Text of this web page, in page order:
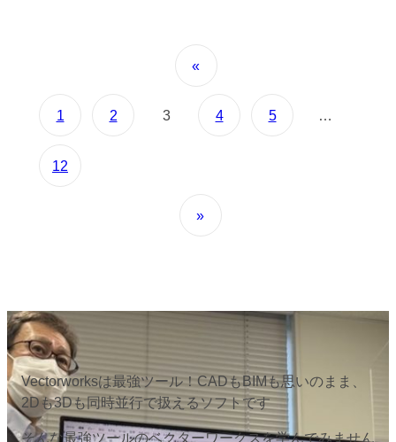
«
1 2 3 4 5 …
12
»
Vectorworksは最強ツール！CADもBIMも思いのまま、
2Dも3Dも同時並行で扱えるソフトです
そんな最強ツールのベクターワークスを学んでみません